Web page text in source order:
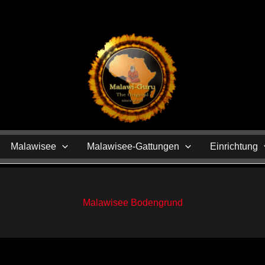
Malawisee Malawisee-Gattungen Einrichtung
Malawisee Bodengrund